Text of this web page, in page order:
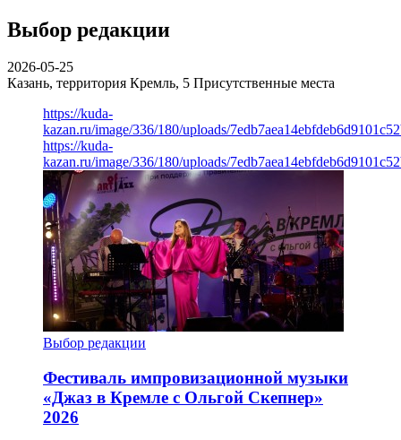
Выбор редакции
2026-05-25
Казань, территория Кремль, 5 Присутственные места
https://kuda-
kazan.ru/image/336/180/uploads/
https://kuda-
kazan.ru/image/336/180/uploads/
Выбор редакции
Фестиваль импровизационной музыки
«Джаз в Кремле с Ольгой Скепнер»
2026